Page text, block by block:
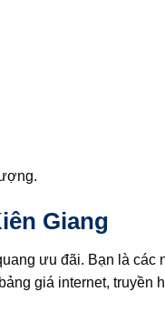
Giang
ưu đãi. Bạn là các
giá internet, truyền